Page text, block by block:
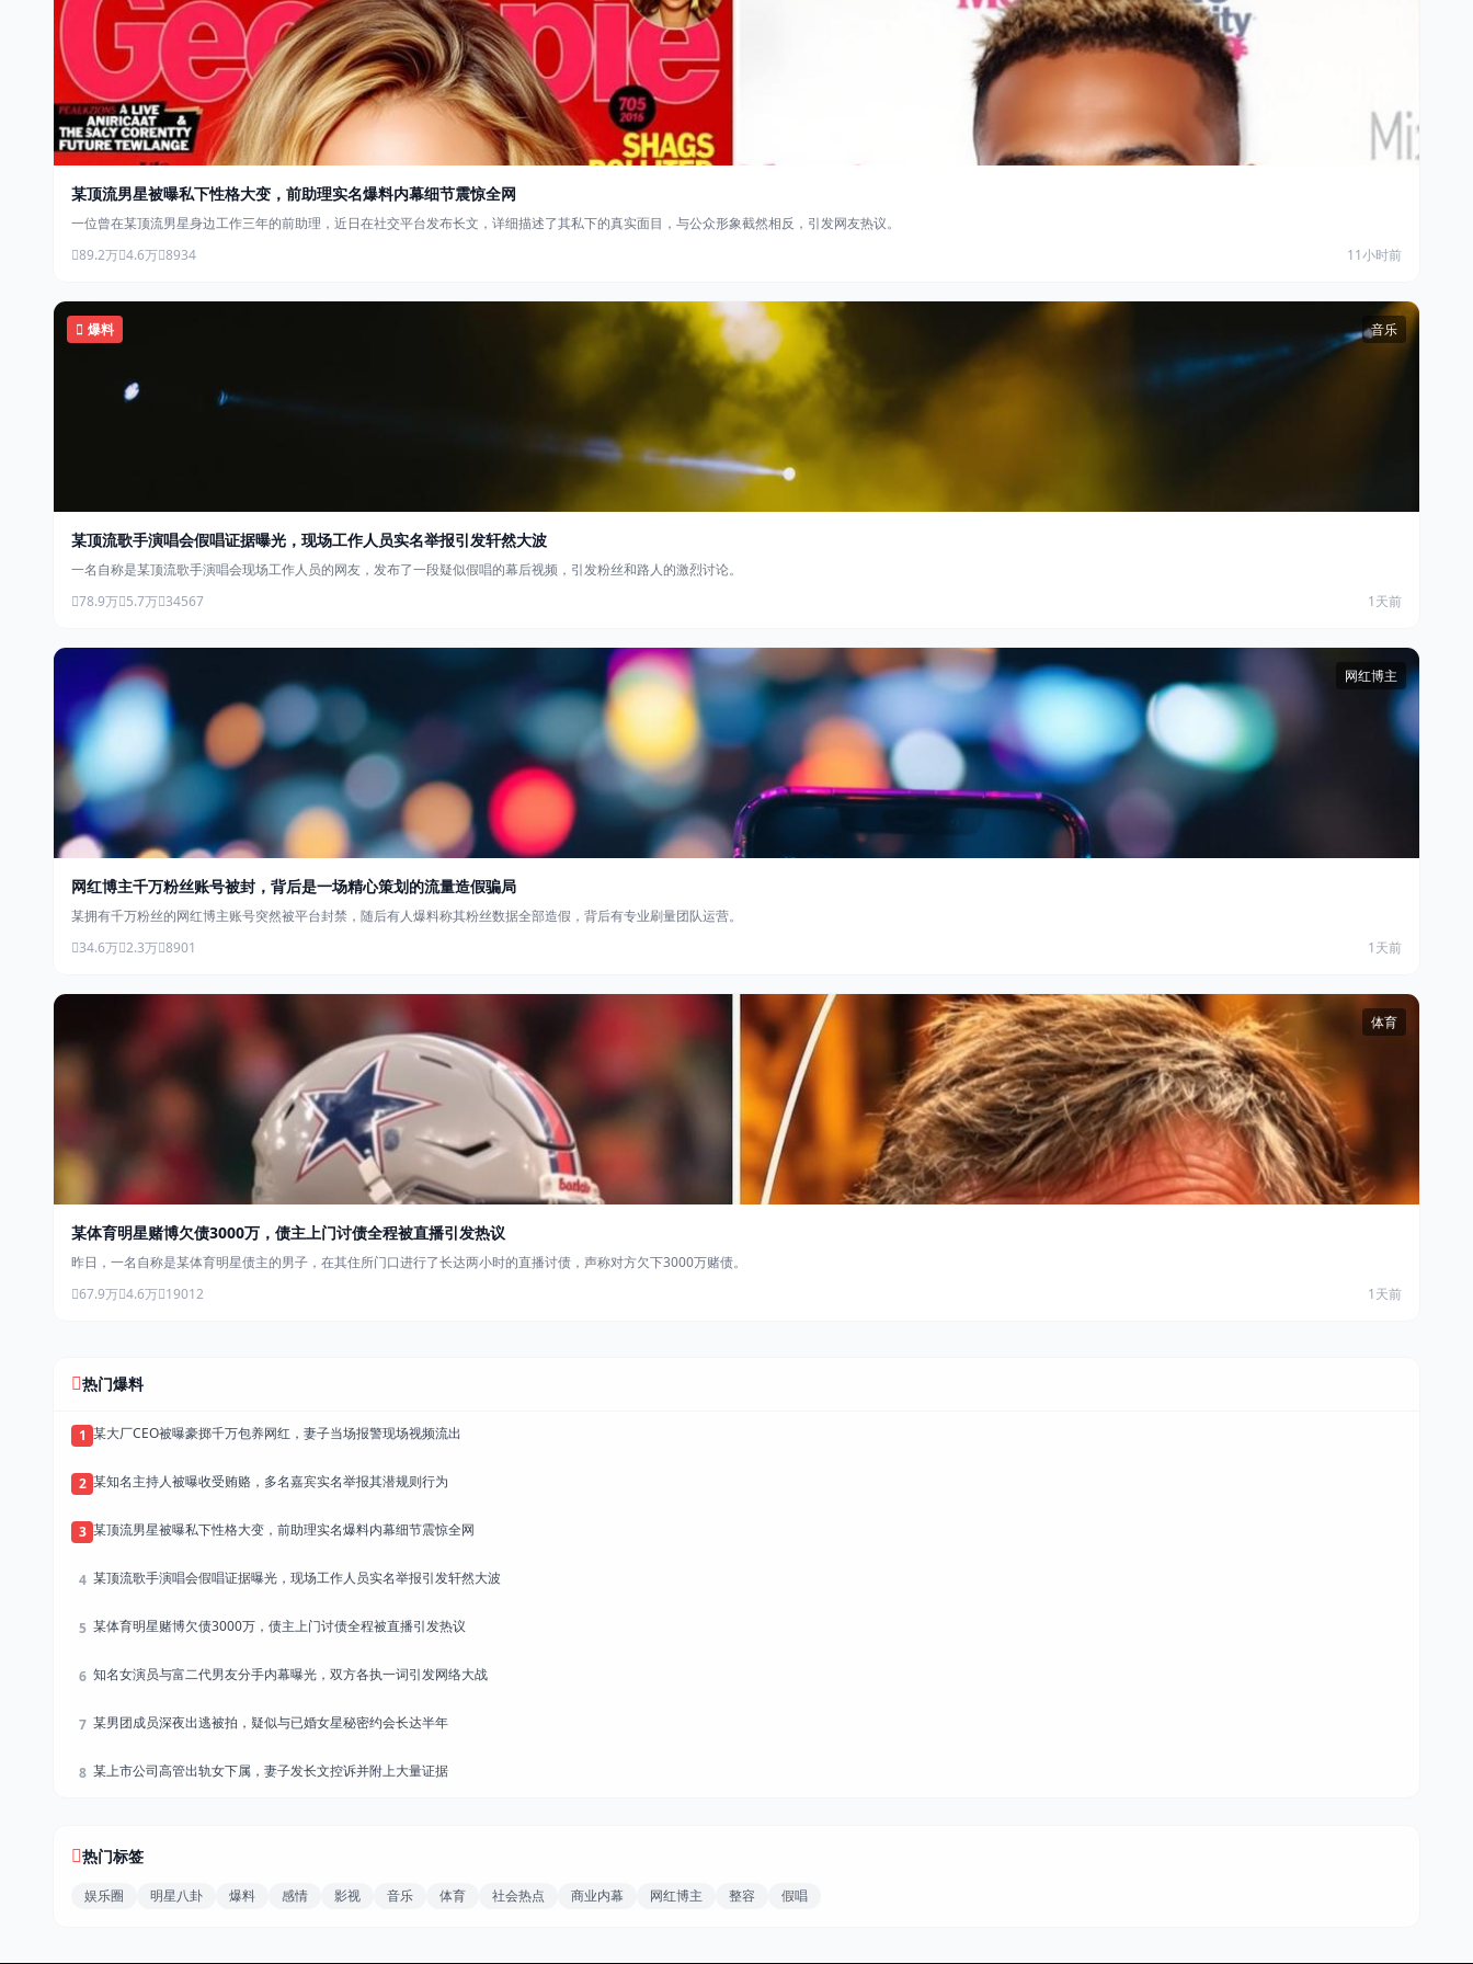
某顶流男星被曝私下性格大变，前助理实名爆料内幕细节震惊全网
一位曾在某顶流男星身边工作三年的前助理，近日在社交平台发布长文，详细描述了其私下的真实面目，与公众形象截然相反，引发网友热议。
89.2万 4.6万 8934 11小时前
爆料 音乐
某顶流歌手演唱会假唱证据曝光，现场工作人员实名举报引发轩然大波
一名自称是某顶流歌手演唱会现场工作人员的网友，发布了一段疑似假唱的幕后视频，引发粉丝和路人的激烈讨论。
78.9万 5.7万 34567 1天前
网红博主
网红博主千万粉丝账号被封，背后是一场精心策划的流量造假骗局
某拥有千万粉丝的网红博主账号突然被平台封禁，随后有人爆料称其粉丝数据全部造假，背后有专业刷量团队运营。
34.6万 2.3万 8901 1天前
体育
某体育明星赌博欠债3000万，债主上门讨债全程被直播引发热议
昨日，一名自称是某体育明星债主的男子，在其住所门口进行了长达两小时的直播讨债，声称对方欠下3000万赌债。
67.9万 4.6万 19012 1天前
热门爆料
1 某大厂CEO被曝豪掷千万包养网红，妻子当场报警现场视频流出
2 某知名主持人被曝收受贿赂，多名嘉宾实名举报其潜规则行为
3 某顶流男星被曝私下性格大变，前助理实名爆料内幕细节震惊全网
4 某顶流歌手演唱会假唱证据曝光，现场工作人员实名举报引发轩然大波
5 某体育明星赌博欠债3000万，债主上门讨债全程被直播引发热议
6 知名女演员与富二代男友分手内幕曝光，双方各执一词引发网络大战
7 某男团成员深夜出逃被拍，疑似与已婚女星秘密约会长达半年
8 某上市公司高管出轨女下属，妻子发长文控诉并附上大量证据
热门标签
娱乐圈 明星八卦 爆料 感情 影视 音乐 体育 社会热点 商业内幕 网红博主 整容 假唱